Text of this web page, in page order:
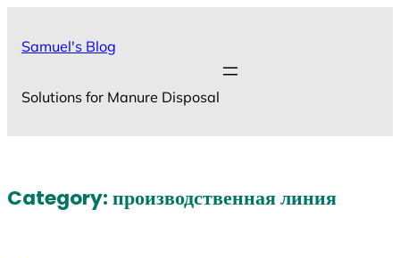
Samuel's Blog
Solutions for Manure Disposal
Category:производственная линия